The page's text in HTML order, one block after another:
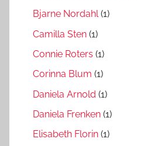
Bjarne Nordahl(1)
Camilla Sten (1)
Connie Roters (1)
Corinna Blum (1)
Daniela Arnold (1)
Daniela Frenken (1)
Elisabeth Florin (1)